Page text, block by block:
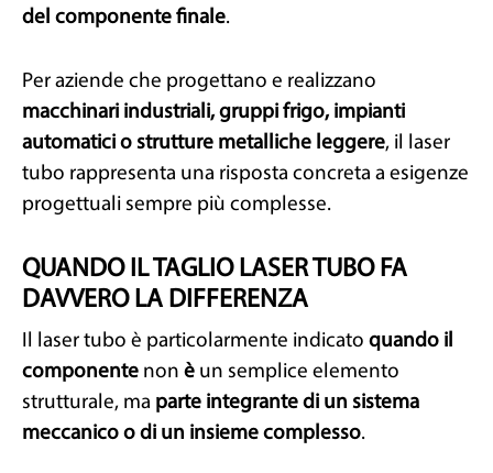
del componente finale.
Per aziende che progettano e realizzano
macchinari industriali, gruppi frigo, impianti
automatici o strutture metalliche leggere, il laser
tubo rappresenta una risposta concreta a esigenze
progettuali sempre più complesse.
QUANDO IL TAGLIO LASER TUBO FA
DAVVERO LA DIFFERENZA
Il laser tubo è particolarmente indicato quando il
componente non è un semplice elemento
strutturale, ma parte integrante di un sistema
meccanico o di un insieme complesso.